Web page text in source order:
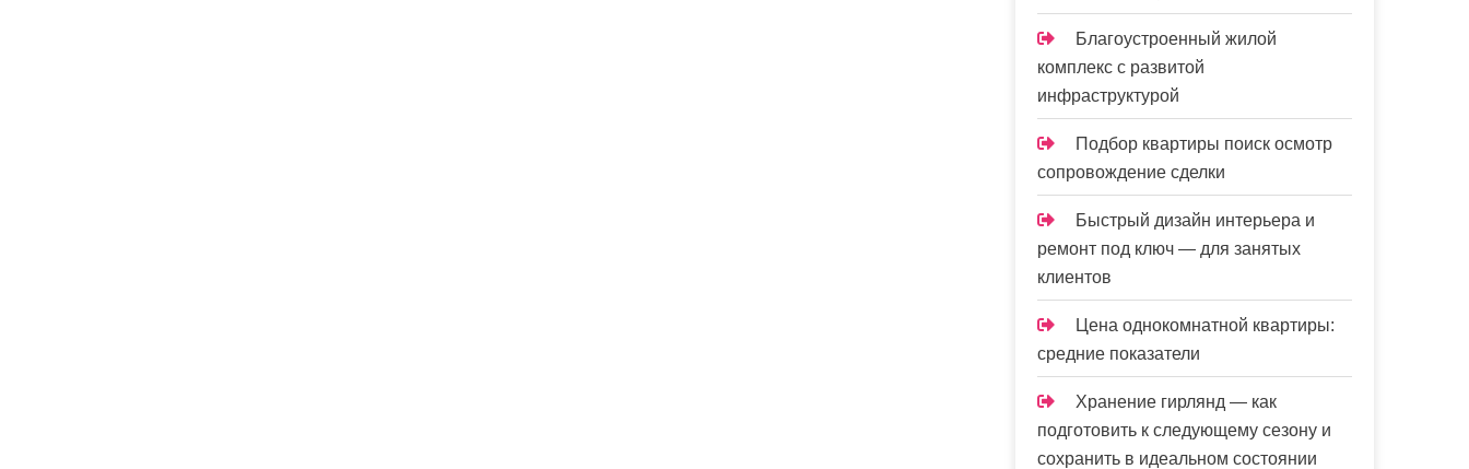
Благоустроенный жилой
комплекс с развитой
инфраструктурой
Подбор квартиры поиск осмотр
сопровождение сделки
Быстрый дизайн интерьера и
ремонт под ключ — для занятых
клиентов
Цена однокомнатной квартиры:
средние показатели
Хранение гирлянд — как
подготовить к следующему сезону и
сохранить в идеальном состоянии